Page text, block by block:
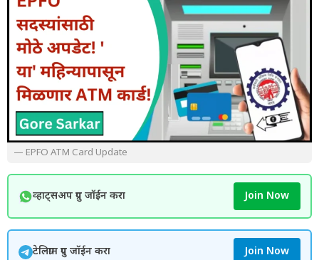
— EPFO ATM Card Update
व्हाट्सअप ग्रुप जॉईन करा Join Now
टेलिग्राम ग्रुप जॉईन करा Join Now